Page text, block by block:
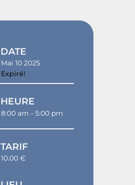
DATE
Mai 10 2025
Expiré!
HEURE
8:00 am - 5:00 pm
TARIF
10.00 €